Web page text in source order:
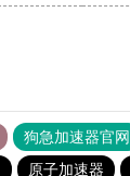
狗急加速器官网
原子加速器